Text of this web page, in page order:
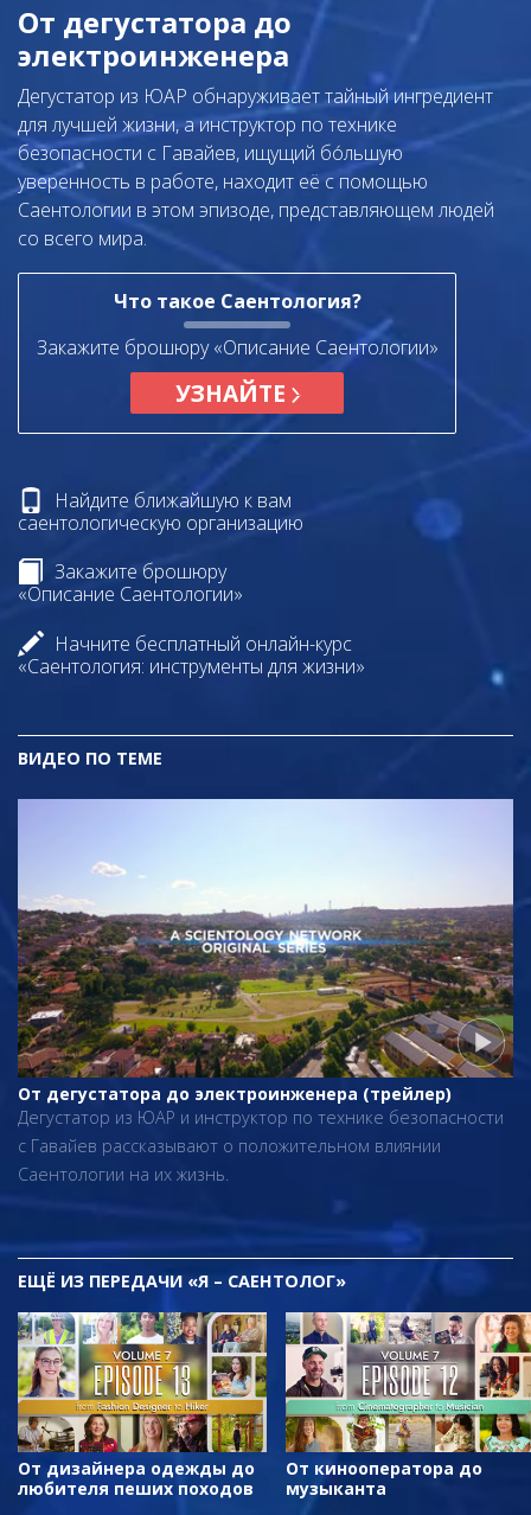
От дегустатора до
электроинженера
Дегустатор из ЮАР обнаруживает тайный ингредиент
для лучшей жизни, а инструктор по технике
безопасности с Гавайев, ищущий бо́льшую
уверенность в работе, находит её с помощью
Саентологии в этом эпизоде, представляющем людей
со всего мира.
Что такое Саентология?
Закажите брошюру «Описание Саентологии»
УЗНАЙТЕ
Найдите ближайшую к вам
саентологическую организацию
Закажите брошюру
«Описание Саентологии»
Начните бесплатный онлайн-курс
«Саентология: инструменты для жизни»
ВИДЕО ПО ТЕМЕ
От дегустатора до электроинженера (трейлер)
Дегустатор из ЮАР и инструктор по технике безопасности
с Гавайев рассказывают о положительном влиянии
Саентологии на их жизнь.
ЕЩЁ ИЗ ПЕРЕДАЧИ «Я – САЕНТОЛОГ»
От дизайнера одежды до
любителя пеших походов
От кинооператора до
музыканта